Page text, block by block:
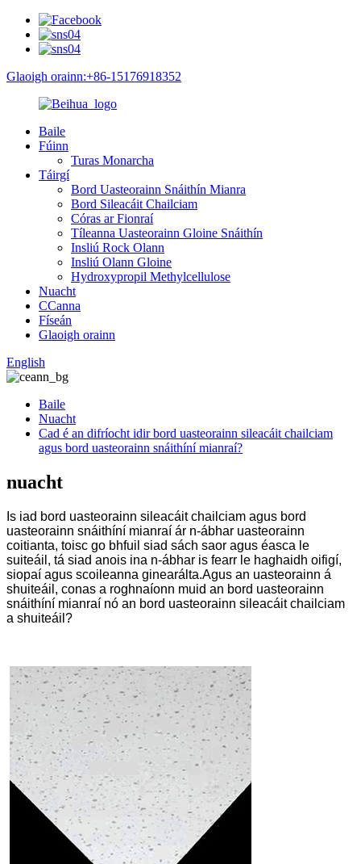
Glaoigh orainn:+86-15176918352
Baile
Fúinn
Turas Monarcha
Táirgí
Bord Uasteorainn Snáithín Mianra
Bord Sileacáit Chailciam
Córas ar Fionraí
Tíleanna Uasteorainn Gloine Snáithín
Insliú Rock Olann
Insliú Olann Gloine
Hydroxypropil Methylcellulose
Nuacht
CCanna
Físeán
Glaoigh orainn
English
Baile
Nuacht
Cad é an difríocht idir bord uasteorainn sileacáit chailciam
agus bord uasteorainn snáithíní mianraí?
nuacht
Is iad bord uasteorainn sileacáit chailciam agus bord
uasteorainn snáithíní mianraí ár n-ábhar uasteorainn
coitianta, toisc go bhfuil siad sách saor agus éasca le
suiteáil, tá siad anois ina n-ábhar is fearr le haghaidh oifigí,
siopaí agus scoileanna ginearálta.Agus an uasteorainn á
shuiteáil, conas a roghnaíonn muid an bord uasteorainn
snáithíní mianraí nó an bord uasteorainn sileacáit chailciam
a shuiteáil?